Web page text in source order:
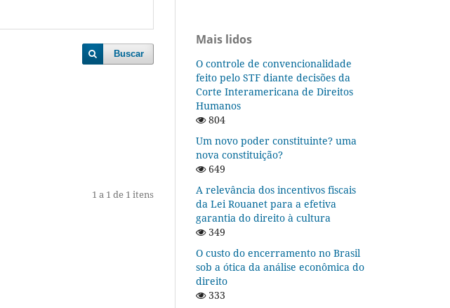
Buscar
1 a 1 de 1 itens
Mais lidos
O controle de convencionalidade
feito pelo STF diante decisões da
Corte Interamericana de Direitos
Humanos
804
Um novo poder constituinte? uma
nova constituição?
649
A relevância dos incentivos fiscais
da Lei Rouanet para a efetiva
garantia do direito à cultura
349
O custo do encerramento no Brasil
sob a ótica da análise econômica do
direito
333